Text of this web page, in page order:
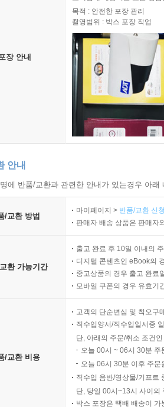
장 안내
목적 : 안전한 포장 관리
촬영범위 : 박스 포장 작업
안내
에 반품/교환과 관련한 안내가 있는경우 아
/교환 방법
마이페이지 > 반품/교환 신
판매자 배송 상품은 판매자
환 가능기간
출고 완료 후 10일 이내의
디지털 콘텐츠인 eBook의
중고상품의 경우 출고 완료
모바일 쿠폰의 경우 유효기
/교환 비용
고객의 단순변심 및 착오구
직수입양서/직수입일서중
단, 아래의 주문/취소 조건
오늘 00시 ~ 06시 30분
오늘 06시 30분 이후 주
직수입 음반/영상물/기프트
단, 당일 00시~13시 사이의
박스 포장은 택배 배송이